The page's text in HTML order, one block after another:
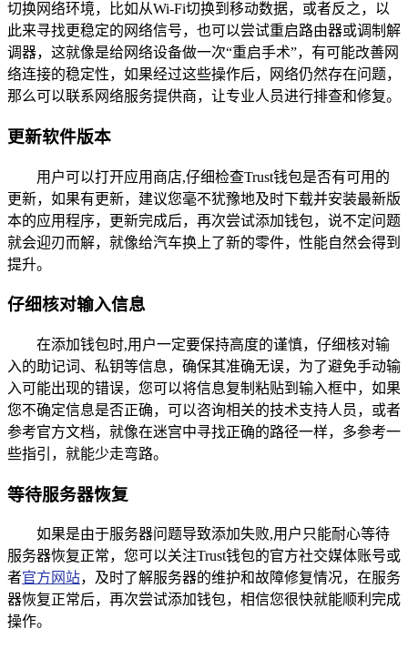
切换网络环境，比如从Wi-Fi切换到移动数据，或者反之，以
此来寻找更稳定的网络信号，也可以尝试重启路由器或调制解
调器，这就像是给网络设备做一次“重启手术”，有可能改善网
络连接的稳定性，如果经过这些操作后，网络仍然存在问题，
那么可以联系网络服务提供商，让专业人员进行排查和修复。
更新软件版本
用户可以打开应用商店,仔细检查Trust钱包是否有可用的
更新，如果有更新，建议您毫不犹豫地及时下载并安装最新版
本的应用程序，更新完成后，再次尝试添加钱包，说不定问题
就会迎刃而解，就像给汽车换上了新的零件，性能自然会得到
提升。
仔细核对输入信息
在添加钱包时,用户一定要保持高度的谨慎，仔细核对输
入的助记词、私钥等信息，确保其准确无误，为了避免手动输
入可能出现的错误，您可以将信息复制粘贴到输入框中，如果
您不确定信息是否正确，可以咨询相关的技术支持人员，或者
参考官方文档，就像在迷宫中寻找正确的路径一样，多参考一
些指引，就能少走弯路。
等待服务器恢复
如果是由于服务器问题导致添加失败,用户只能耐心等待
服务器恢复正常，您可以关注Trust钱包的官方社交媒体账号或
者官方网站，及时了解服务器的维护和故障修复情况，在服务
器恢复正常后，再次尝试添加钱包，相信您很快就能顺利完成
操作。